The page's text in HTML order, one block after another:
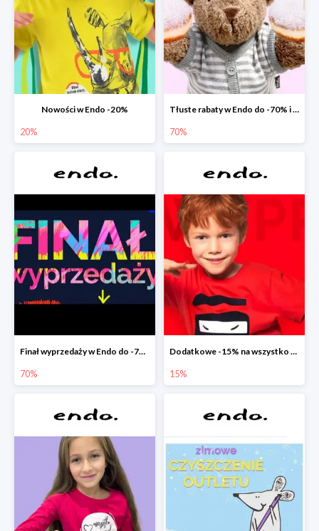
Nowości w Endo -20%
20%
Tłuste rabaty w Endo do -70% i extra -20% na wszystko
70%
Finał wyprzedaży w Endo do -70%
70%
Dodatkowe -15% na wszystko z wyprzedaży w Endo
15%